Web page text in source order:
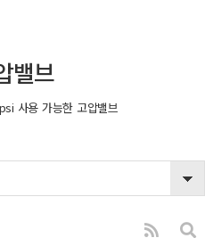
밸브
사용 가능한 고압밸브